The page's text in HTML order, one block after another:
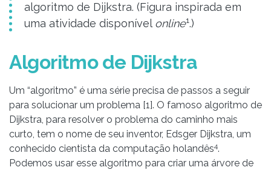
algoritmo de Dijkstra. (Figura inspirada em
uma atividade disponível online1.)
Algoritmo de Dijkstra
Um “algoritmo” é uma série precisa de passos a seguir
para solucionar um problema [1]. O famoso algoritmo de
Dijkstra, para resolver o problema do caminho mais
curto, tem o nome de seu inventor, Edsger Dijkstra, um
conhecido cientista da computação holandês4.
Podemos usar esse algoritmo para criar uma árvore de